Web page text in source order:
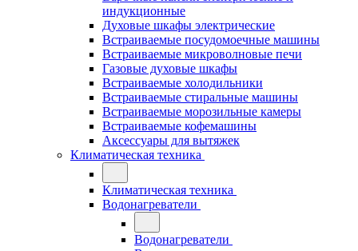
индукционные
Духовые шкафы электрические
Встраиваемые посудомоечные машины
Встраиваемые микроволновые печи
Газовые духовые шкафы
Встраиваемые холодильники
Встраиваемые стиральные машины
Встраиваемые морозильные камеры
Встраиваемые кофемашины
Аксессуары для вытяжек
Климатическая техника
Климатическая техника
Водонагреватели
Водонагреватели